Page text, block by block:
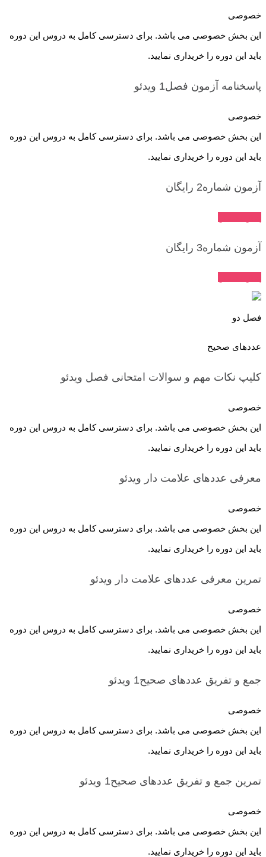
خصوصی
این بخش خصوصی می باشد. برای دسترسی کامل به دروس این دوره
باید این دوره را خریداری نمایید.
پاسخنامه آزمون فصل1 ویدئو
خصوصی
این بخش خصوصی می باشد. برای دسترسی کامل به دروس این دوره
باید این دوره را خریداری نمایید.
آزمون شماره2 رایگان
آزمون شماره3 رایگان
فصل دو
عددهای صحیح
کلیپ نکات مهم و سوالات امتحانی فصل ویدئو
خصوصی
این بخش خصوصی می باشد. برای دسترسی کامل به دروس این دوره
باید این دوره را خریداری نمایید.
معرفی عددهای علامت دار ویدئو
خصوصی
این بخش خصوصی می باشد. برای دسترسی کامل به دروس این دوره
باید این دوره را خریداری نمایید.
تمرین معرفی عددهای علامت دار ویدئو
خصوصی
این بخش خصوصی می باشد. برای دسترسی کامل به دروس این دوره
باید این دوره را خریداری نمایید.
جمع و تفریق عددهای صحیح1 ویدئو
خصوصی
این بخش خصوصی می باشد. برای دسترسی کامل به دروس این دوره
باید این دوره را خریداری نمایید.
تمرین جمع و تفریق عددهای صحیح1 ویدئو
خصوصی
این بخش خصوصی می باشد. برای دسترسی کامل به دروس این دوره
باید این دوره را خریداری نمایید.